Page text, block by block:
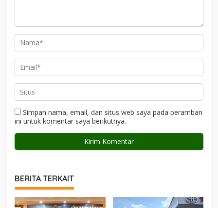
Simpan nama, email, dan situs web saya pada peramban
ini untuk komentar saya berikutnya.
BERITA TERKAIT